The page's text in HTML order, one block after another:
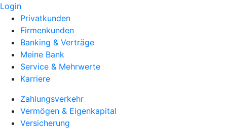
Login
Privatkunden
Firmenkunden
Banking & Verträge
Meine Bank
Service & Mehrwerte
Karriere
Zahlungsverkehr
Vermögen & Eigenkapital
Versicherung